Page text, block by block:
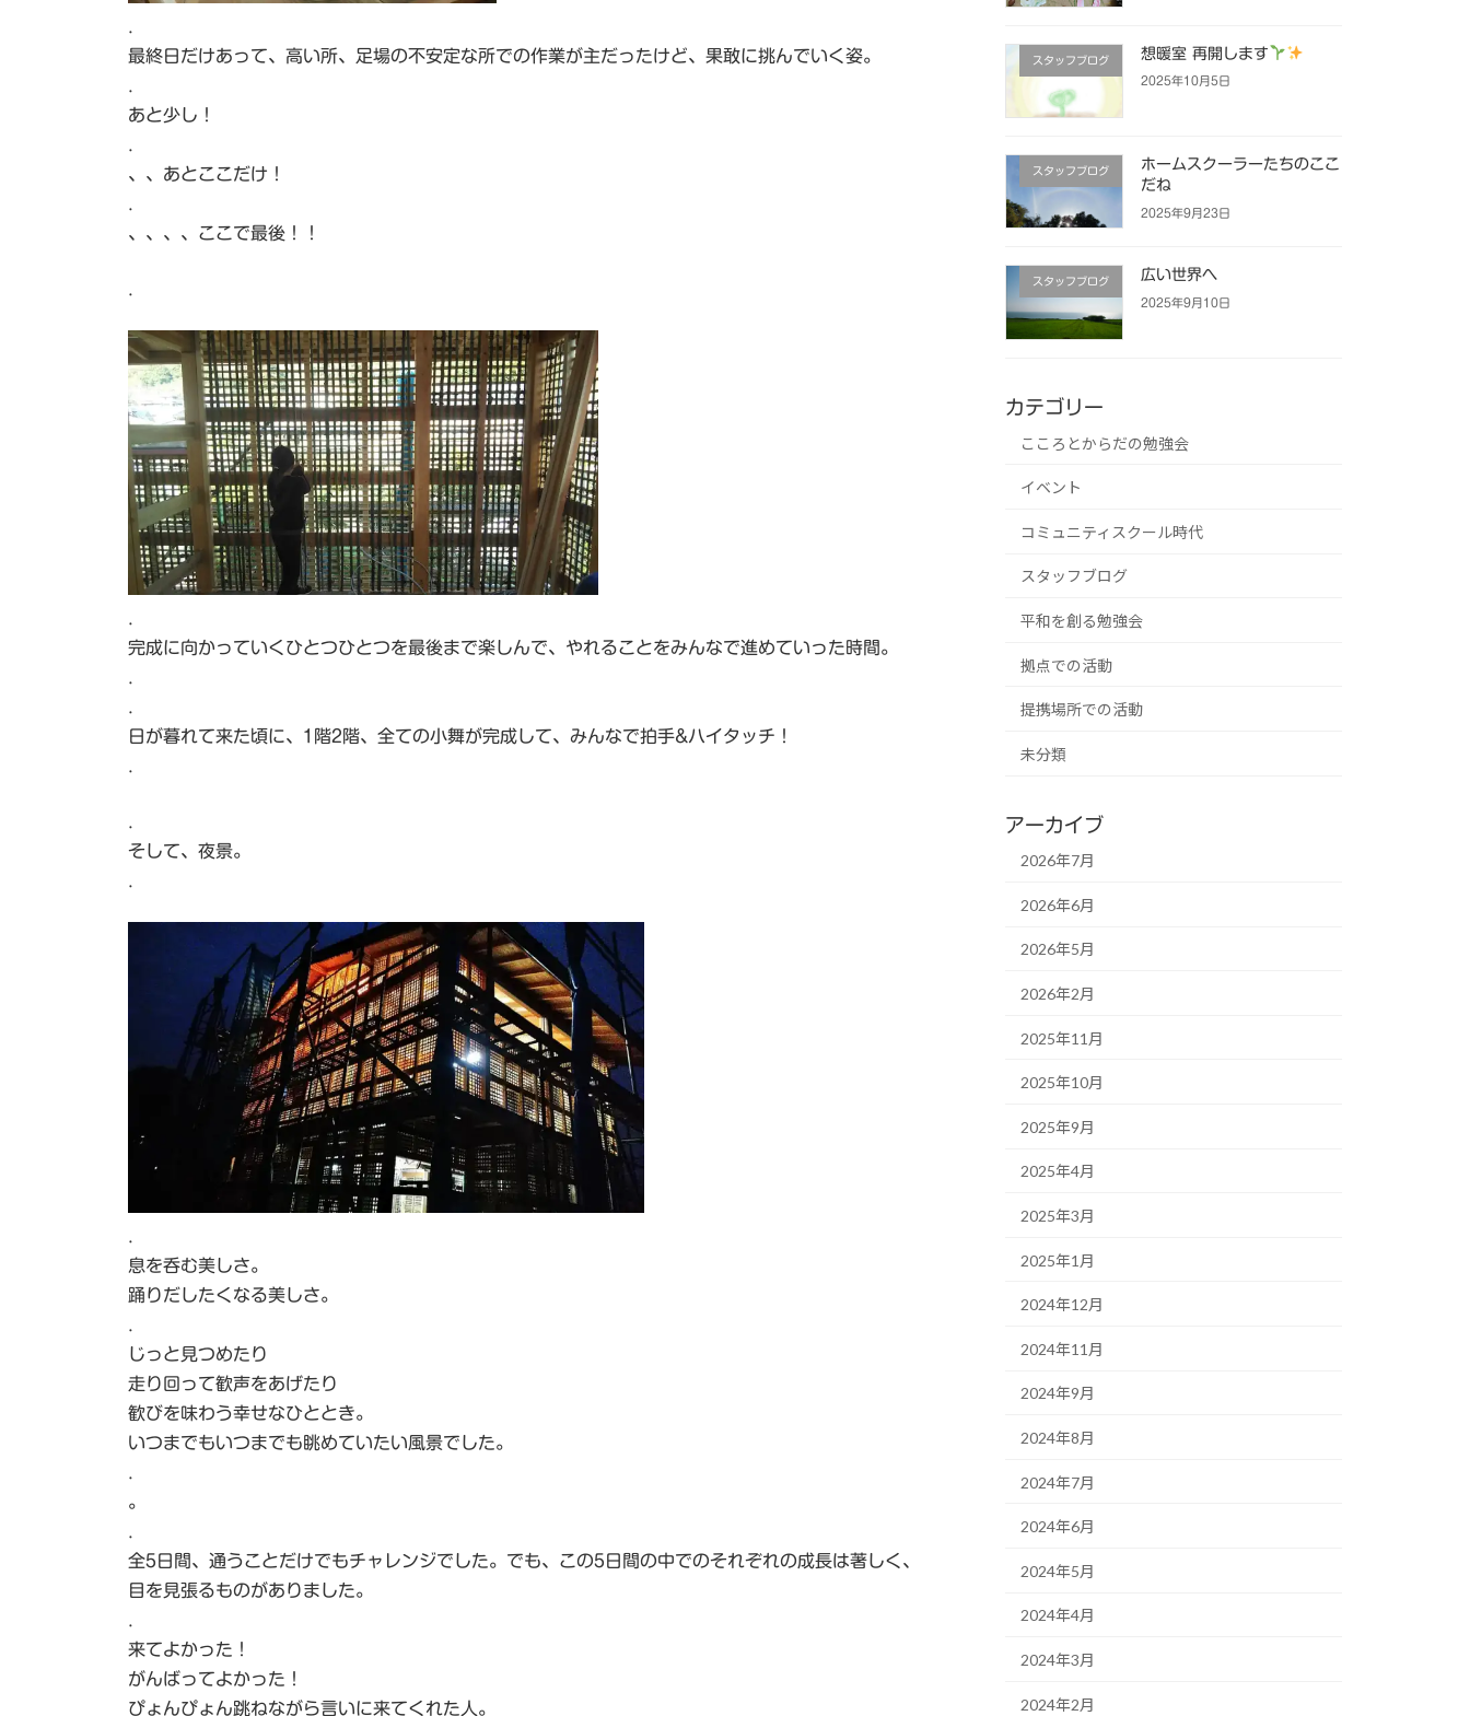
.
最終日だけあって、高い所、足場の不安定な所での作業が主だったけど、果敢に挑んでいく姿。
.
あと少し！
.
、、あとここだけ！
.
、、、、ここで最後！！
.
完成に向かっていくひとつひとつを最後まで楽しんで、やれることをみんなで進めていった時間。
日が暮れて来た頃に、1階2階、全ての小舞が完成して、みんなで拍手&ハイタッチ！
そして、夜景。
息を呑む美しさ。
踊りだしたくなる美しさ。
じっと見つめたり
走り回って歓声をあげたり
歓びを味わう幸せなひととき。
いつまでもいつまでも眺めていたい風景でした。
。
全5日間、通うことだけでもチャレンジでした。でも、この5日間の中でのそれぞれの成長は著しく、
目を見張るものがありました。
来てよかった！
がんばってよかった！
ぴょんぴょん跳ねながら言いに来てくれた人。
スタッフブログ 想暖室 再開します
2025年10月5日
スタッフブログ
ホームスクーラーたちのここ
だね
2025年9月23日
スタッフブログ 広い世界へ
2025年9月10日
カテゴリー
こころとからだの勉強会
イベント
コミュニティスクール時代
スタッフブログ
平和を創る勉強会
拠点での活動
提携場所での活動
未分類
アーカイブ
2026年7月
2026年6月
2026年5月
2026年2月
2025年11月
2025年10月
2025年9月
2025年4月
2025年3月
2025年1月
2024年12月
2024年11月
2024年9月
2024年8月
2024年7月
2024年6月
2024年5月
2024年4月
2024年3月
2024年2月